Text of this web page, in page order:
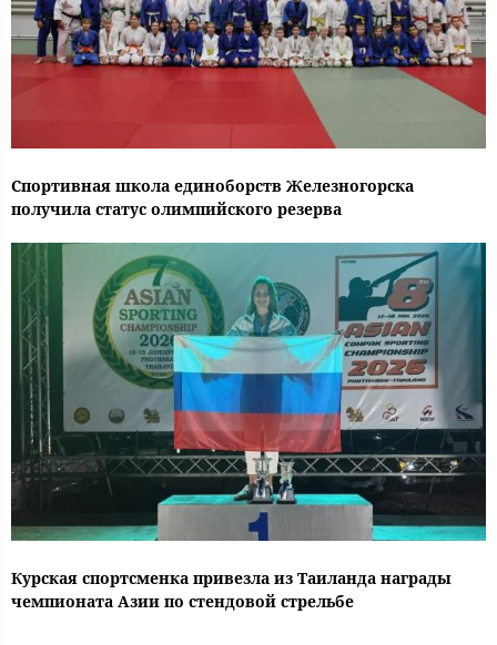
Спортивная школа единоборств Железногорска
получила статус олимпийского резерва
Курская спортсменка привезла из Таиланда награды
чемпионата Азии по стендовой стрельбе